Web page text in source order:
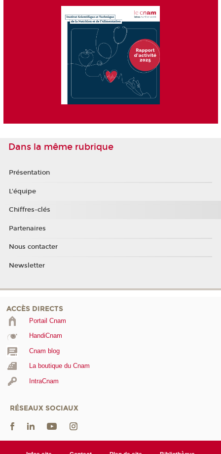
Dans la même rubrique
Présentation
L'équipe
Chiffres-clés
Partenaires
Nous contacter
Newsletter
ACCÈS DIRECTS
Portail Cnam
HandiCnam
Cnam blog
La boutique du Cnam
IntraCnam
RÉSEAUX SOCIAUX